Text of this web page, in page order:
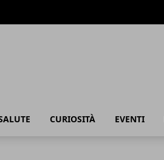
CURIOSITÀ EVENTI